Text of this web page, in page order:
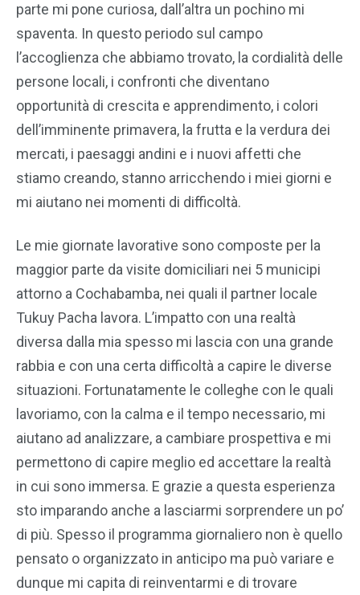
parte mi pone curiosa, dall’altra un pochino mi
spaventa. In questo periodo sul campo
l’accoglienza che abbiamo trovato, la cordialità delle
persone locali, i confronti che diventano
opportunità di crescita e apprendimento, i colori
dell’imminente primavera, la frutta e la verdura dei
mercati, i paesaggi andini e i nuovi affetti che
stiamo creando, stanno arricchendo i miei giorni e
mi aiutano nei momenti di difficoltà.
Le mie giornate lavorative sono composte per la
maggior parte da visite domiciliari nei 5 municipi
attorno a Cochabamba, nei quali il partner locale
Tukuy Pacha lavora. L’impatto con una realtà
diversa dalla mia spesso mi lascia con una grande
rabbia e con una certa difficoltà a capire le diverse
situazioni. Fortunatamente le colleghe con le quali
lavoriamo, con la calma e il tempo necessario, mi
aiutano ad analizzare, a cambiare prospettiva e mi
permettono di capire meglio ed accettare la realtà
in cui sono immersa. E grazie a questa esperienza
sto imparando anche a lasciarmi sorprendere un po’
di più. Spesso il programma giornaliero non è quello
pensato o organizzato in anticipo ma può variare e
dunque mi capita di reinventarmi e di trovare